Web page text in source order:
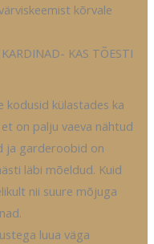
kõrvale
KAS TÕESTI
kodusid külastades ka
on palju vaeva nähtud
ja garderoobid on
läbi mõeldud. Kuid
nii suure mõjuga
luua väga